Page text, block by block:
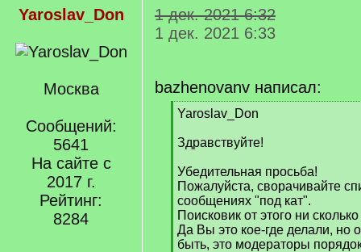
Yaroslav_Don
Москва
Сообщений:
5641
На сайте с
2017 г.
Рейтинг:
8284
1 дек. 2021 6:32
1 дек. 2021 6:33
bazhenovanv написал:
[
]
Yaroslav_Don
Здравствуйте!
Убедительная просьба!
Пожалуйста, сворачивайте
сообщениях "под кат".
Поисковик от этого ни
Да Вы это кое-где делали, но
быть, это модераторы